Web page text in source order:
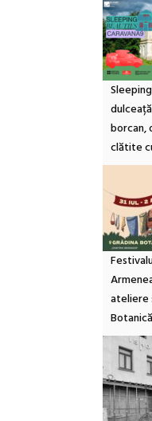
borcan,
clătite
ateliere
Botanică